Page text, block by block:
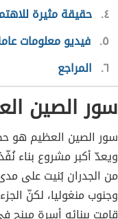
٤ حقيقة مثيرة
٥ فيديو معلومات
٦ المراجع
سور الصين
سور الصين العظيم هو
ويعدّ أكبر مشروع بناء
من الجدران بُنيت على
وجنوب منغوليا، لكنّ
قامت ببنائه أسرة مينج في